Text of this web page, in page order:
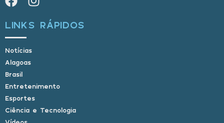
LINKS RÁPIDOS
Notícias
Alagoas
Brasil
Entretenimento
Esportes
Ciência e Tecnologia